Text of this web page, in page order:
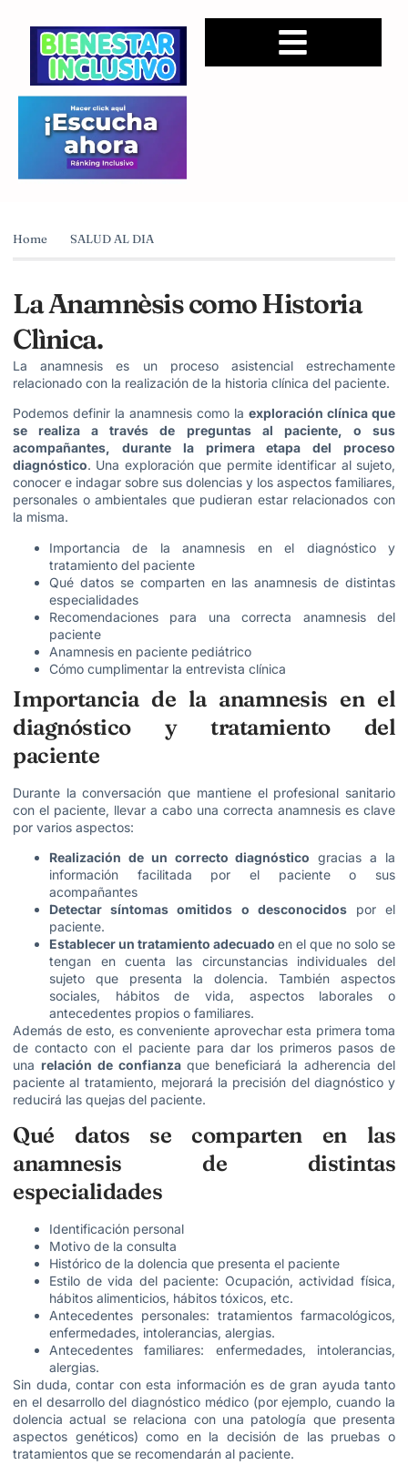
Home SALUD AL DIA
La Anamnèsis como Historia
Clìnica.
La anamnesis es un proceso asistencial estrechamente
relacionado con la realización de la historia clínica del paciente.
Podemos definir la anamnesis como la exploración clínica que
se realiza a través de preguntas al paciente, o sus
acompañantes, durante la primera etapa del proceso
diagnóstico. Una exploración que permite identificar al sujeto,
conocer e indagar sobre sus dolencias y los aspectos familiares,
personales o ambientales que pudieran estar relacionados con
la misma.
Importancia de la anamnesis en el diagnóstico y
tratamiento del paciente
Qué datos se comparten en las anamnesis de distintas
especialidades
Recomendaciones para una correcta anamnesis del
paciente
Anamnesis en paciente pediátrico
Cómo cumplimentar la entrevista clínica
Importancia de la anamnesis en el
diagnóstico y tratamiento del
paciente
Durante la conversación que mantiene el profesional sanitario
con el paciente, llevar a cabo una correcta anamnesis es clave
por varios aspectos:
Realización de un correcto diagnóstico gracias a la
información facilitada por el paciente o sus
acompañantes
Detectar síntomas omitidos o desconocidospor el
paciente.
Establecer un tratamiento adecuado en el que no solo se
tengan en cuenta las circunstancias individuales del
sujeto que presenta la dolencia. También aspectos
sociales, hábitos de vida, aspectos laborales o
antecedentes propios o familiares.
Además de esto, es conveniente aprovechar esta primera toma
de contacto con el paciente para dar los primeros pasos de
una relación de confianza que beneficiará la adherencia del
paciente al tratamiento, mejorará la precisión del diagnóstico y
reducirá las quejas del paciente.
Qué datos se comparten en las
anamnesis de distintas
especialidades
Identificación personal
Motivo de la consulta
Histórico de la dolencia que presenta el paciente
Estilo de vida del paciente: Ocupación, actividad física,
hábitos alimenticios, hábitos tóxicos, etc.
Antecedentes personales: tratamientos farmacológicos,
enfermedades, intolerancias, alergias.
Antecedentes familiares: enfermedades, intolerancias,
alergias.
Sin duda, contar con esta información es de gran ayuda tanto
en el desarrollo del diagnóstico médico (por ejemplo, cuando la
dolencia actual se relaciona con una patología que presenta
aspectos genéticos) como en la decisión de las pruebas o
tratamientos que se recomendarán al paciente.